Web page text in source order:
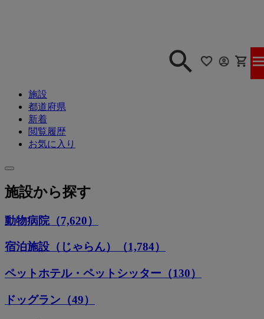
施設
都道府県
新着
閲覧履歴
お気に入り
施設から探す
動物病院（7,620）
宿泊施設（じゃらん）（1,784）
ペットホテル・ペットシッター（130）
ドッグラン（49）